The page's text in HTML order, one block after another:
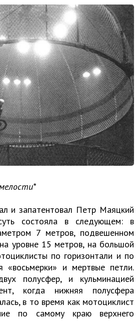
и запатентовал Петр Маяцкий
состояла в следующем: в
7 метров, подвешенном
уровне 15 метров, на большой
по горизонтали и по
«восьмерки» и мертвые петли.
полусфер, и кульминацией
когда нижняя полусфера
в то время как мотоциклист
по самому краю верхнего